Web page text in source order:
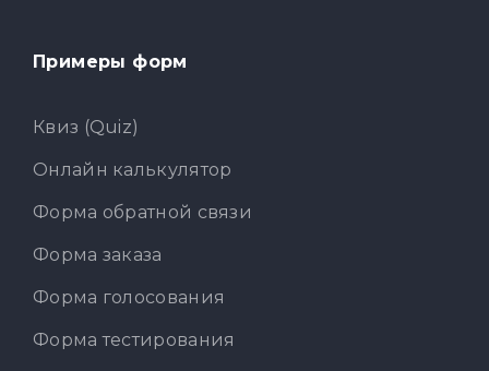
Примеры форм
Квиз (Quiz)
Онлайн калькулятор
Форма обратной связи
Форма заказа
Форма голосования
Форма тестирования